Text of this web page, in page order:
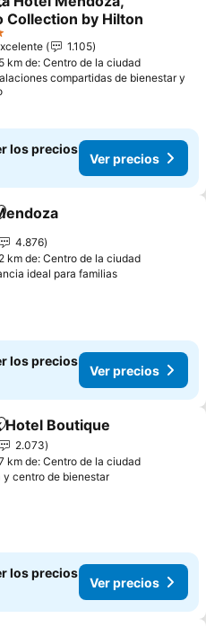
a favoritos
Collection by Hilton
1.105
km de: Centro de la ciudad
compartidas de bienestar y
los precios
Ver precios
a favoritos
4.876
km de: Centro de la ciudad
ideal para familiasVer precios
los precios
Ver precios
a favoritos
Hotel Boutique
2.073
km de: Centro de la ciudad
y centro de bienestarVer precios
los precios
Ver precios